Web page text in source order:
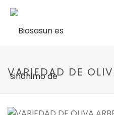
VARIEDAD DE